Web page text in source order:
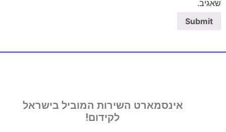
שאגיב.
אינסמארט השירות המוביל בישראל
לקידום!